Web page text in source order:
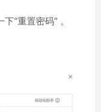
“重置密码” 。